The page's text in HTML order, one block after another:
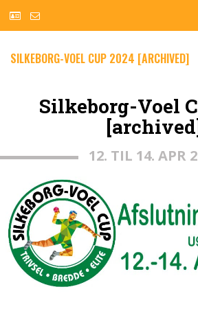
SILKEBORG-VOEL CUP 2024 [ARCHIVED]
Silkeborg-Voel
12. TIL 14. APR